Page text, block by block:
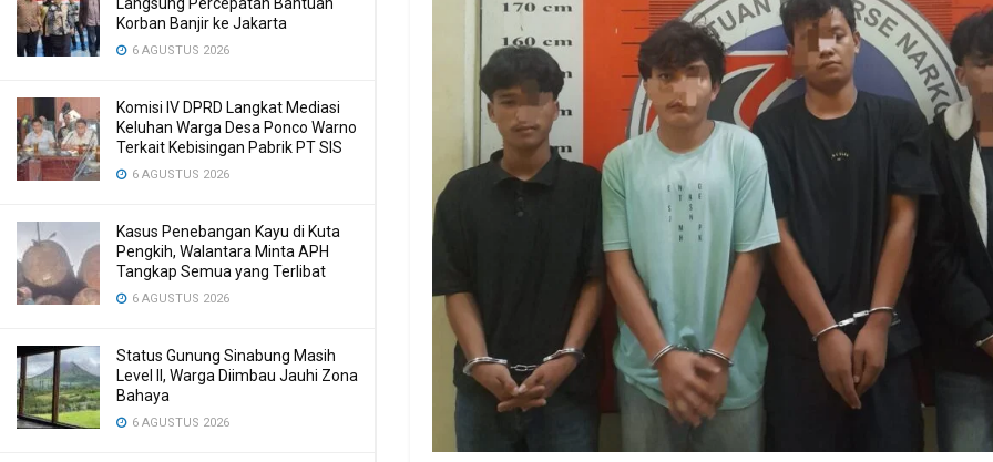
Korban Banjir ke Jakarta
6 AGUSTUS 2026
Komisi IV DPRD Langkat Mediasi
Keluhan Warga Desa Ponco Warno
Terkait Kebisingan Pabrik PT SIS
6 AGUSTUS 2026
Kasus Penebangan Kayu di Kuta
Pengkih, Walantara Minta APH
Tangkap Semua yang Terlibat
6 AGUSTUS 2026
Status Gunung Sinabung Masih
Level II, Warga Diimbau Jauhi Zona
Bahaya
6 AGUSTUS 2026